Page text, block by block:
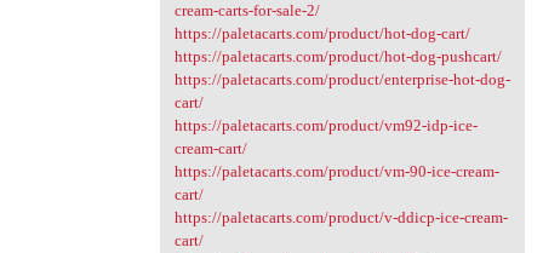
cream-carts-for-sale-2/
https://paletacarts.com/product/hot-dog-cart/
https://paletacarts.com/product/hot-dog-pushcart/
https://paletacarts.com/product/enterprise-hot-dog-
cart/
https://paletacarts.com/product/vm92-idp-ice-
cream-cart/
https://paletacarts.com/product/vm-90-ice-cream-
cart/
https://paletacarts.com/product/v-ddicp-ice-cream-
cart/